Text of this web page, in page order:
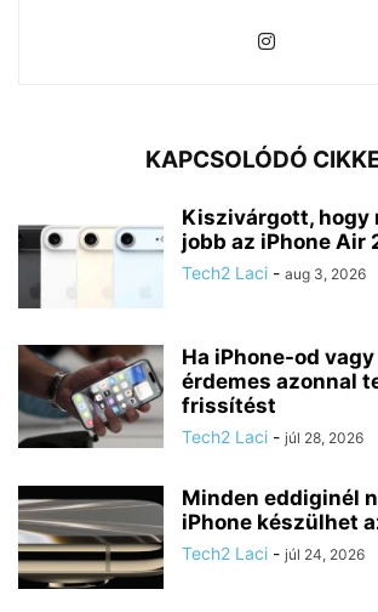
KAPCSOLÓDÓ
Kiszivárgott, hogy
jobb az iPhone Air
Tech2 Laci - aug 3, 2026
Ha iPhone-od
érdemes azonnal
frissítést
Tech2 Laci - júl 28, 2026
Minden eddiginél
iPhone készülhet
Tech2 Laci - júl 24, 2026